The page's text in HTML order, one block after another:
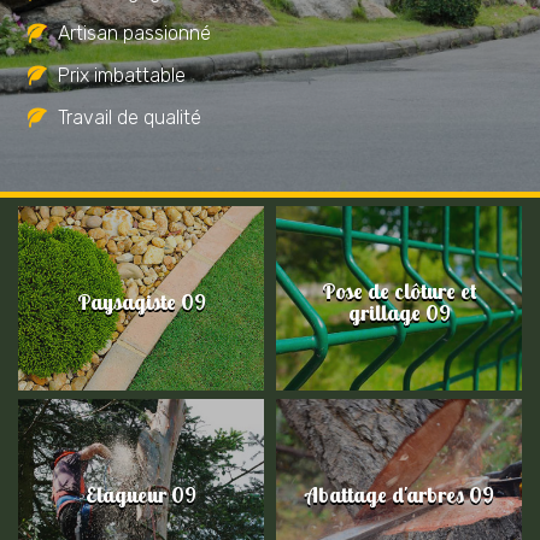
Artisan passionné
Prix imbattable
Travail de qualité
Paysagiste 09 Pose de clôture et
grillage 09
Elagueur 09 Abattage d'arbres 09